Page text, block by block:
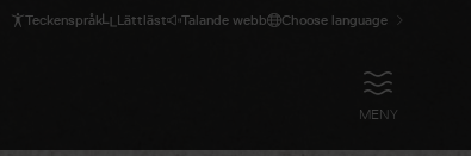
Teckenspråk Lättläst Talande webb Choose language
ÖPPNA
MENY